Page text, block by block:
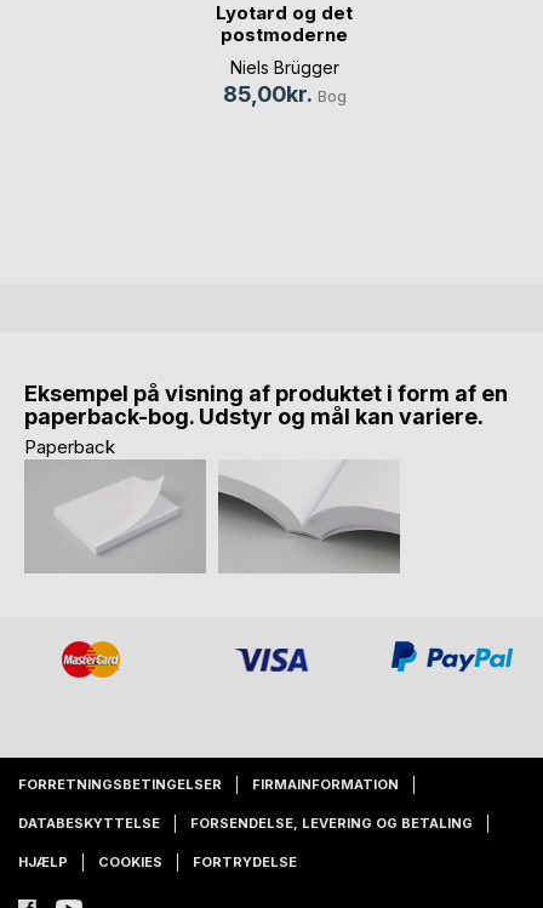
Lyotard og det
postmoderne
samfund
Niels Brügger
85,00kr. Bog
Eksempel på visning af produktet i form af en
paperback-bog. Udstyr og mål kan variere.
Paperback
FORRETNINGSBETINGELSER FIRMAINFORMATION
DATABESKYTTELSE FORSENDELSE, LEVERING OG BETALING
HJÆLP COOKIES FORTRYDELSE